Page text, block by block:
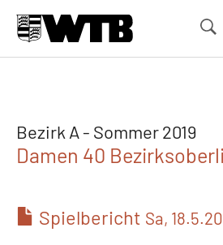
Bezirk A - Sommer 2019
Damen 40
Spielbericht Sa,